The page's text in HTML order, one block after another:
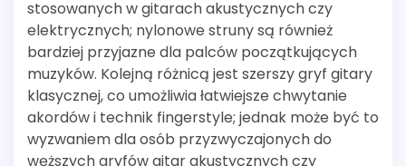
stosowanych w gitarach akustycznych czy
elektrycznych; nylonowe struny są również
bardziej przyjazne dla palców początkujących
muzyków. Kolejną różnicą jest szerszy gryf gitary
klasycznej, co umożliwia łatwiejsze chwytanie
akordów i technik fingerstyle; jednak może być to
wyzwaniem dla osób przyzwyczajonych do
węższych gryfów gitar akustycznych czy